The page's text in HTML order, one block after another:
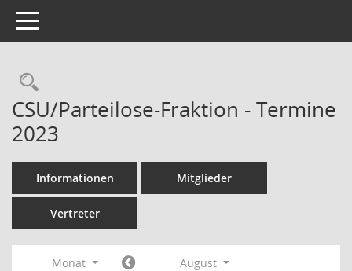
Toggle navigation
Rechercheauswahl
CSU/Parteilose-Fraktion - Termine
2023
Informationen Mitglieder
Vertreter
Monat
August